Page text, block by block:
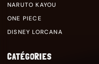
NARUTO KAYOU
ONE PIECE
DISNEY LORCANA
CATÉGORIES